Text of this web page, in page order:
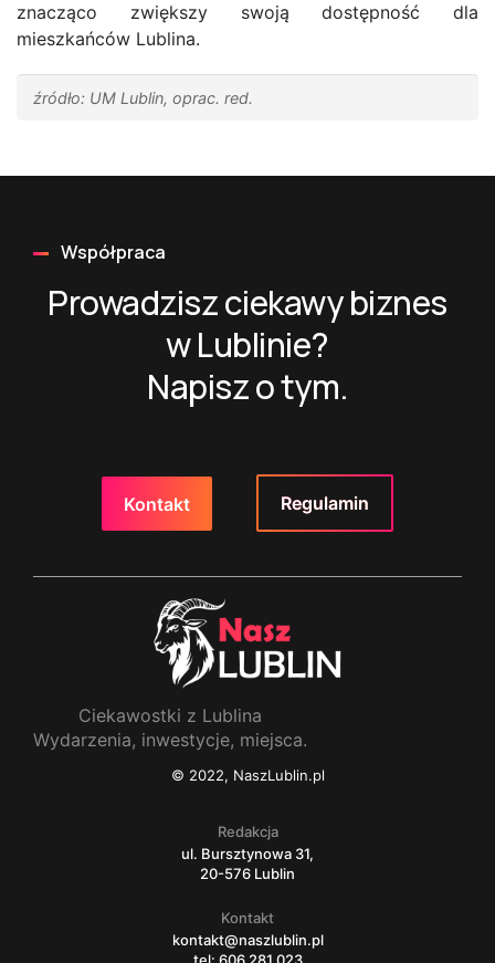
znacząco zwiększy swoją dostępność dla
mieszkańców Lublina.
źródło: UM Lublin, oprac. red.
Współpraca
Prowadzisz ciekawy biznes
w Lublinie?
Napisz o tym.
Kontakt Regulamin
Ciekawostki z Lublina
Wydarzenia, inwestycje, miejsca.
© 2022, NaszLublin.pl
Redakcja
ul. Bursztynowa 31,
20-576 Lublin
Kontakt
kontakt@naszlublin.pl
tel: 606 281 023